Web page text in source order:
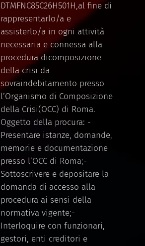
DTMFNC85C26H501H,al fine di
rappresentarlo/a e
assisterlo/a in ogni attività
necessaria e connessa alla
procedura dicomposizione
della crisi da
sovraindebitamento presso
l’Organismo di Composizione
della Crisi(OCC) di Roma.
Oggetto della procura: -
Presentare istanze, domande,
memorie e documentazione
presso l’OCC di Roma;-
Sottoscrivere e depositare la
domanda di accesso alla
procedura ai sensi della
normativa vigente;-
Interloquire con funzionari,
gestori, enti creditori e